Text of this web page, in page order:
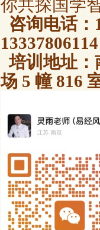
你共探国学
咨询电话：
培训地址：
场 5 幢 816